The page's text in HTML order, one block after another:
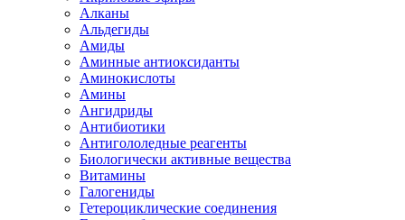
Алканы
Альдегиды
Амиды
Аминные антиоксиданты
Аминокислоты
Амины
Ангидриды
Антибиотики
Антигололедные реагенты
Биологически активные вещества
Витамины
Галогениды
Гетероциклические соединения